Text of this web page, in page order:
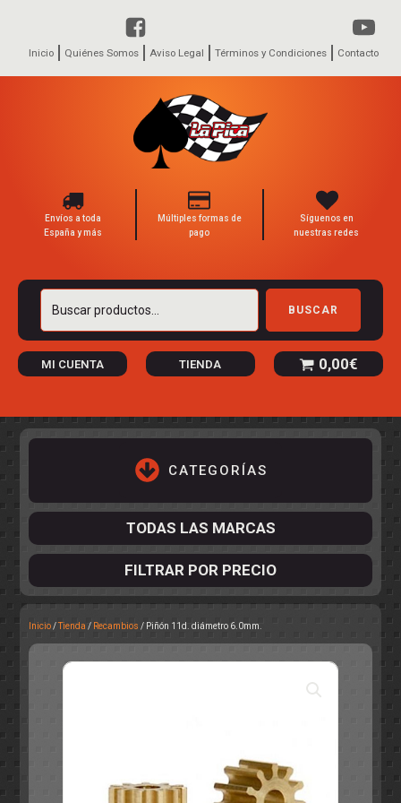
Inicio Quiénes Somos Aviso Legal Términos y Condiciones Contacto
Envíos a toda
España y más
Múltiples formas de
pago
Síguenos en
nuestras redes
Buscar
BUSCAR
MI CUENTA TIENDA 0,00€
CATEGORÍAS
OTROS
RALLY
TODAS LAS MARCAS
FILTRAR POR PRECIO
Inicio/Tienda / Recambios / Piñón 11d. diámetro 6.0mm.